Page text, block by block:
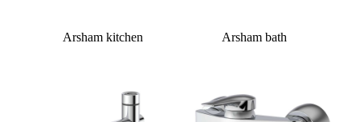
Arsham bath
Arsham kitchen